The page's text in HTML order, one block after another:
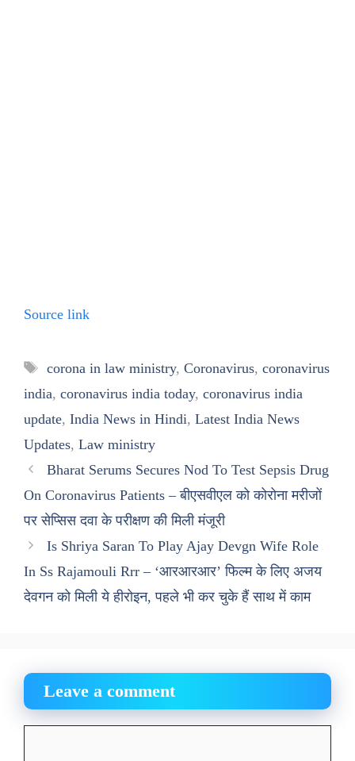
Source link
Tags
corona in law ministry, Coronavirus, coronavirus
india, coronavirus india today, coronavirus india
update, India News in Hindi, Latest India News
Updates, Law ministry
Bharat Serums Secures Nod To Test Sepsis Drug
On Coronavirus Patients – बीएसवीएल को कोरोना मरीजों
पर सेप्सिस दवा के परीक्षण की मिली मंजूरी
Is Shriya Saran To Play Ajay Devgn Wife Role
In Ss Rajamouli Rrr – ‘आरआरआर’ फिल्म के लिए अजय
देवगन को मिली ये हीरोइन, पहले भी कर चुके हैं साथ में काम
Leave a comment